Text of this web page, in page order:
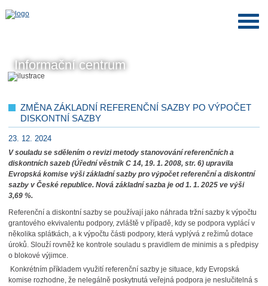
Informační centrum
ZMĚNA ZÁKLADNÍ REFERENČNÍ SAZBY PO VÝPOČET
DISKONTNÍ SAZBY
23. 12. 2024
V souladu se sdělením o revizi metody stanovování referenčních a
diskontních sazeb (Úřední věstník C 14, 19. 1. 2008, str. 6) upravila
Evropská komise výši základní sazby pro výpočet referenční a diskontní
sazby v České republice. Nová základní sazba je od 1. 1. 2025 ve výši
3,69 %.
Referenční a diskontní sazby se používají jako náhrada tržní sazby k výpočtu
grantového ekvivalentu podpory, zvláště v případě, kdy se podpora vyplácí v
několika splátkách, a k výpočtu části podpory, která vyplývá z režimů dotace
úroků. Slouží rovněž ke kontrole souladu s pravidlem de minimis a s předpisy
o blokové výjimce.
Konkrétním příkladem využití referenční sazby je situace, kdy Evropská
komise rozhodne, že nelegálně poskytnutá veřejná podpora je neslučitelná s